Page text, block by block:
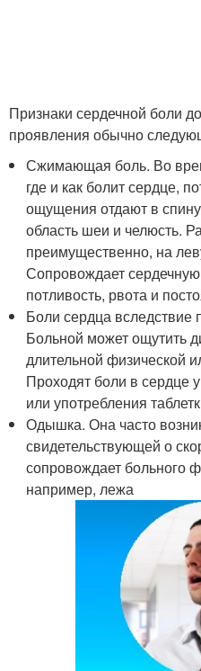
Признаки сердечной боли
проявления обычно
Сжимающая боль. Во
где и как болит сердце,
ощущения отдают в
область шеи и челюсть.
преимущественно, на
Сопровождает
потливость, рвота и
Боли сердца вследствие
Больной может ощутить
длительной физической
Проходят боли в сердце
или употребления
Одышка. Она часто
свидетельствующей о
сопровождает больного
например, лежа